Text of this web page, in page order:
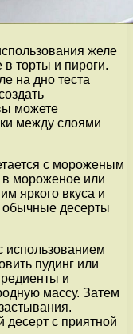
желе
в торты и пироги.
на дно теста
можете
между слоями
с мороженым
в мороженое или
яркого вкуса и
обычные десерты
использованием
пудинг или
и
массу. Затем
десерт с приятной